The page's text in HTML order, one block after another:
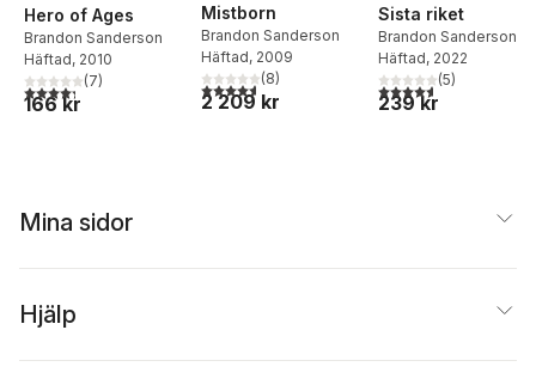
Hero of Ages
Brandon Sanderson
Häftad, 2010
4,3utav 5 stjärnor. Totalt antal röster:
(7)
166 kr
Mistborn
Brandon Sanderson
Häftad, 2009
4,6utav 5 stjärnor. Totalt antal röster:
(8)
2 209 kr
Sista riket
Brandon Sanderson
Häftad, 2022
4,6utav 5 stjärnor.
(5)
239 kr
Mina sidor
Hjälp